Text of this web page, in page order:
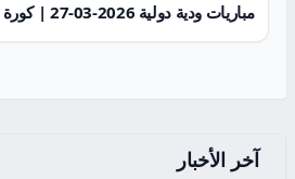
مباريات ودية دولية 2026-03-27 | كورة لايف
آخر الأخبار